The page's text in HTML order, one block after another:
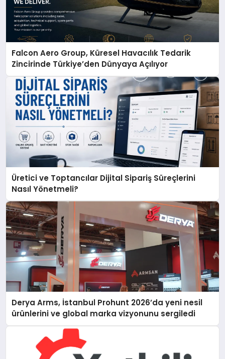
Falcon Aero Group, Küresel Havacılık Tedarik
Zincirinde Türkiye’den Dünyaya Açılıyor
Üretici ve Toptancılar Dijital Sipariş Süreçlerini
Nasıl Yönetmeli?
Derya Arms, İstanbul Prohunt 2026’da yeni nesil
ürünlerini ve global marka vizyonunu sergiledi